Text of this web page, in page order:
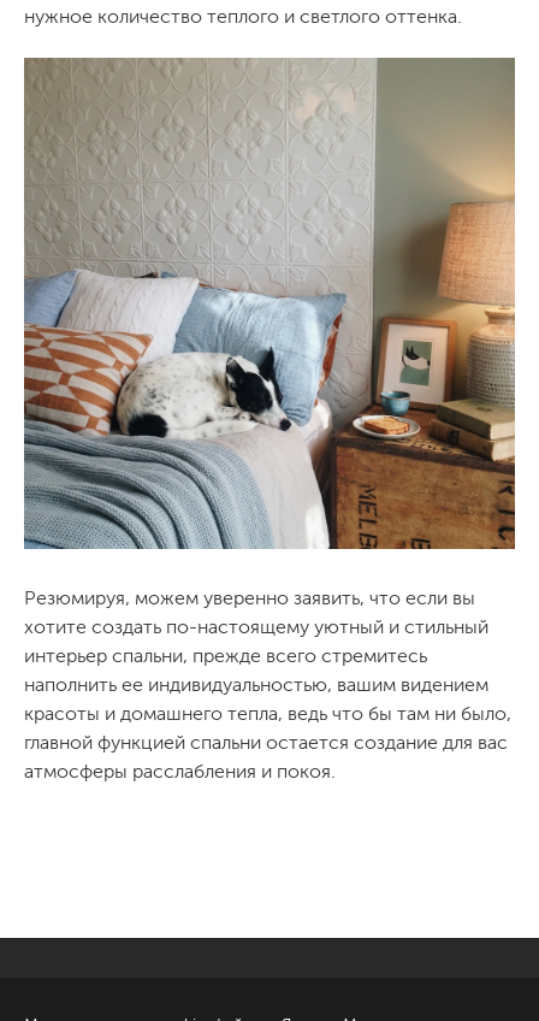
нужное количество теплого и светлого оттенка.
Резюмируя, можем уверенно заявить, что если вы
хотите создать по-настоящему уютный и стильный
интерьер спальни, прежде всего стремитесь
наполнить ее индивидуальностью, вашим видением
красоты и домашнего тепла, ведь что бы там ни было,
главной функцией спальни остается создание для вас
атмосферы расслабления и покоя.
Обсудить проект